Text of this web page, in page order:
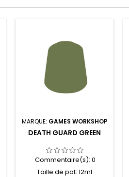
MARQUE: GAMES WORKSHOP
DEATH GUARD GREEN
Commentaire(s): 0
Taille de pot: 12ml